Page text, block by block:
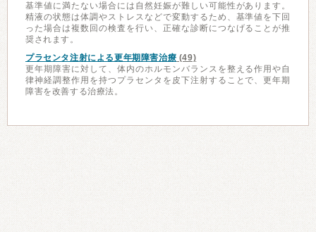
基準値に満たない場合には自然妊娠が難しい可能性があります。
精液の状態は体調やストレスなどで変動するため、基準値を下回
った場合は複数回の検査を行い、正確な診断につなげることが推
奨されます。
プラセンタ注射による更年期障害治療 (49)
更年期障害に対して、体内のホルモンバランスを整える作用や自
律神経調整作用を持つプラセンタを皮下注射することで、更年期
障害を改善する治療法。